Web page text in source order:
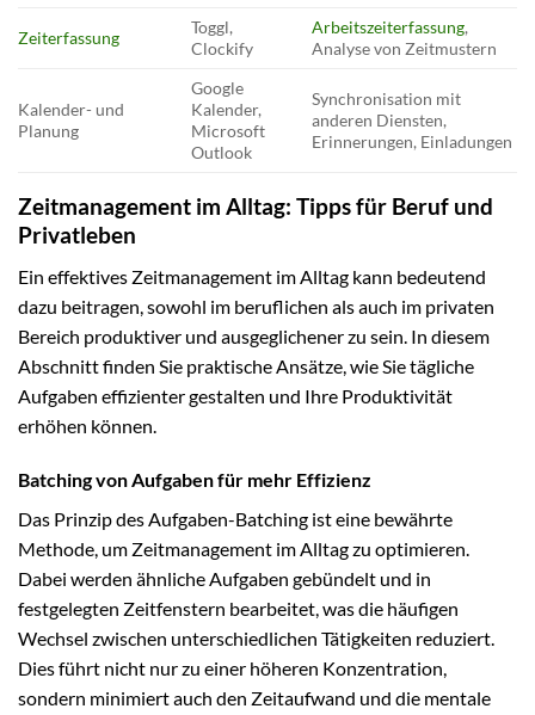
Zeiterfassung
Toggl,
Clockify
Arbeitszeiterfassung,
Analyse von Zeitmustern
Kalender- und
Planung
Google
Kalender,
Microsoft
Outlook
Synchronisation mit
anderen Diensten,
Erinnerungen, Einladungen
Zeitmanagement im Alltag: Tipps für Beruf und
Privatleben
Ein effektives Zeitmanagement im Alltag kann bedeutend
dazu beitragen, sowohl im beruflichen als auch im privaten
Bereich produktiver und ausgeglichener zu sein. In diesem
Abschnitt finden Sie praktische Ansätze, wie Sie tägliche
Aufgaben effizienter gestalten und Ihre Produktivität
erhöhen können.
Batching von Aufgaben für mehr Effizienz
Das Prinzip des Aufgaben-Batching ist eine bewährte
Methode, um Zeitmanagement im Alltag zu optimieren.
Dabei werden ähnliche Aufgaben gebündelt und in
festgelegten Zeitfenstern bearbeitet, was die häufigen
Wechsel zwischen unterschiedlichen Tätigkeiten reduziert.
Dies führt nicht nur zu einer höheren Konzentration,
sondern minimiert auch den Zeitaufwand und die mentale